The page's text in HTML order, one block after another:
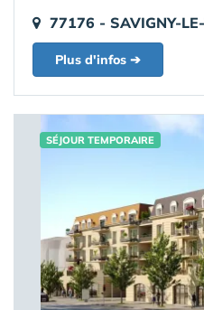
77176 - SAVIGNY-
Plus d'infos ➔
SÉJOUR TEMPORAIRE